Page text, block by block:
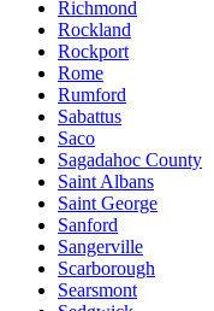
Richmond
Rockland
Rockport
Rome
Rumford
Sabattus
Saco
Sagadahoc County
Saint Albans
Saint George
Sanford
Sangerville
Scarborough
Searsmont